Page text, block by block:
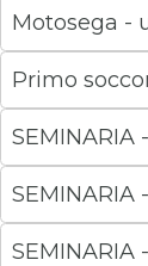
Motosega -
Primo
SEMINARIA
SEMINARIA